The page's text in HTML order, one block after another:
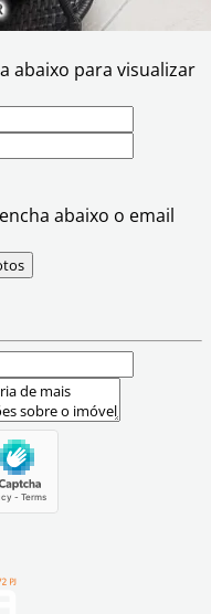
abaixo para visualizar
abaixo o email